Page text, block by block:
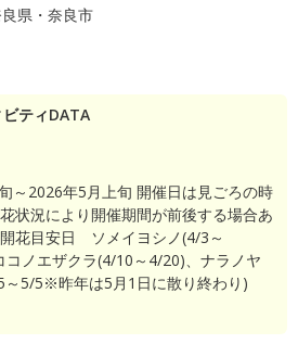
県・奈良市
ティDATA
～2026年5月上旬 開催日は見ごろの時
状況により開催期間が前後する場合あ
花目安日 ソメイヨシノ(4/3～
コノエザクラ(4/10～4/20)、ナラノヤ
～5/5※昨年は5月1日に散り終わり)